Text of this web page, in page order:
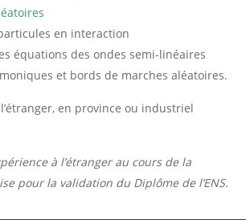
en interaction
équations des ondes semi-linéaires
et bords de marches aléatoires.
en province ou industriel
à l’étranger au cours de la
pour la validation du Diplôme de l’ENS.